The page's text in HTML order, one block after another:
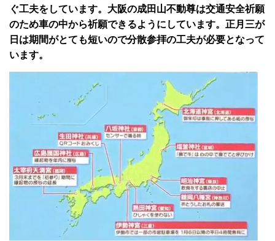
ぐ工夫をしています。大阪の成田山不動尊は交通安全祈願
のため車の中から祈願できるようにしています。正月三が
日は期間がとても短いので分散参拝の工夫が必要となって
います。